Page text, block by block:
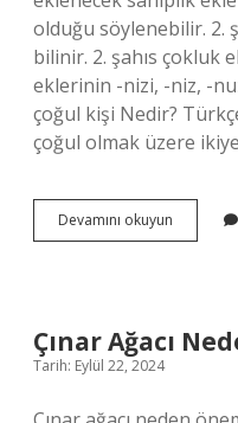
olduğu söylenebilir. 2.
bilinir. 2. şahıs çokluk
eklerinin -nizi, -niz, -
çoğul kişi Nedir?
çoğul olmak üzere
Devamını okuyun
Çoğul
Çınar Ağacı
Tarih: Eylül 22, 2024